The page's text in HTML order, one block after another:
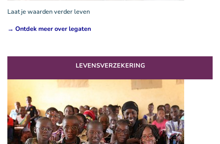
Laat je waarden verder leven
→ Ontdek meer over legaten
LEVENSVERZEKERING